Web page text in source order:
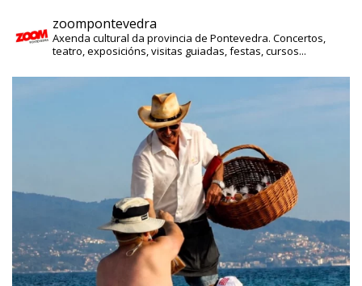
zoompontevedra
Axenda cultural da provincia de Pontevedra. Concertos,
teatro, exposicións, visitas guiadas, festas, cursos...